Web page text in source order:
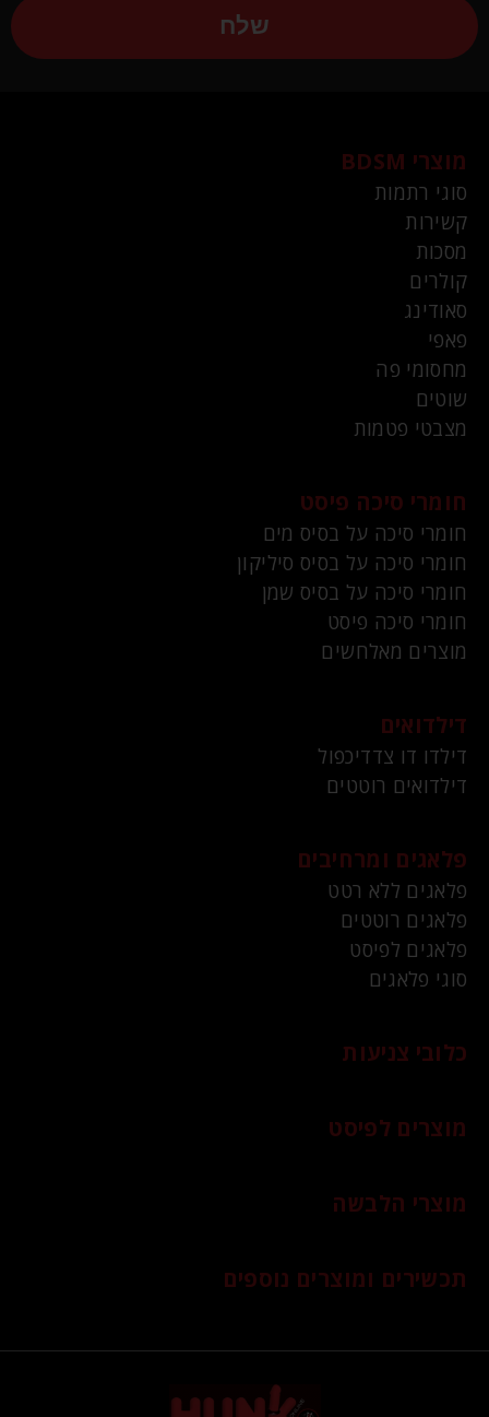
שלח
מוצרי BDSM
סוגי רתמות
קשירות
מסכות
קולרים
סאודינג
פאפי
מחסומי פה
שוטים
מצבטי פטמות
חומרי סיכה פיסט
חומרי סיכה על בסיס מים
חומרי סיכה על בסיס סיליקון
חומרי סיכה על בסיס שמן
חומרי סיכה פיסט
מוצרים מאלחשים
דילדואים
דילדו דו צדדיכפול
דילדואים רוטטים
פלאגים ומרחיבים
פלאגים ללא רטט
פלאגים רוטטים
פלאגים לפיסט
סוגי פלאגים
כלובי צניעות
מוצרים לפיסט
מוצרי הלבשה
תכשירים ומוצרים נוספים